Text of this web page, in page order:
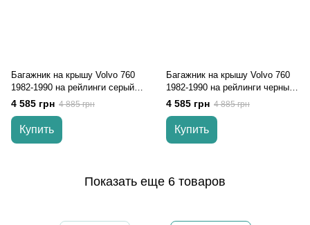
Багажник на крышу Volvo 760
1982-1990 на рейлинги серый
Turtle
4 585 грн 4 885 грн
Купить
Багажник на крышу Volvo 760
1982-1990 на рейлинги черный
Turtle
4 585 грн 4 885 грн
Купить
Показать еще 6 товаров